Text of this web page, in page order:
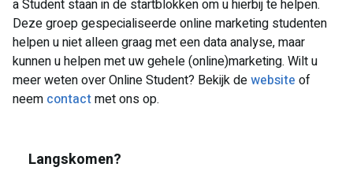
a Student staan in de startblokken om u hierbij te helpen.
Deze groep gespecialiseerde online marketing studenten
helpen u niet alleen graag met een data analyse, maar
kunnen u helpen met uw gehele (online)marketing. Wilt u
meer weten over Online Student? Bekijk dewebsite of
neem contactmet ons op.
Langskomen?